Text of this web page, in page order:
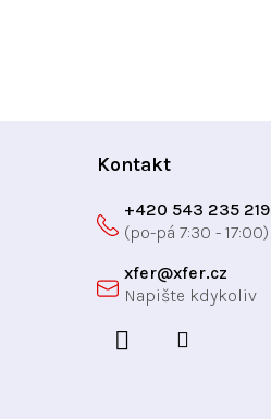
Kontakt
xfer@xfer.cz
+420 543 235 219